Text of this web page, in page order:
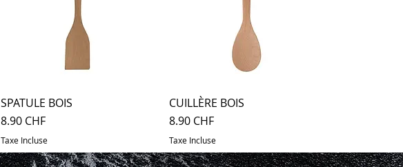
Aperçu rapide
SPATULE BOIS
Prix
8.90 CHF
Taxe Incluse
Aperçu rapide
CUILLÈRE BOIS
Prix
8.90 CHF
Taxe Incluse